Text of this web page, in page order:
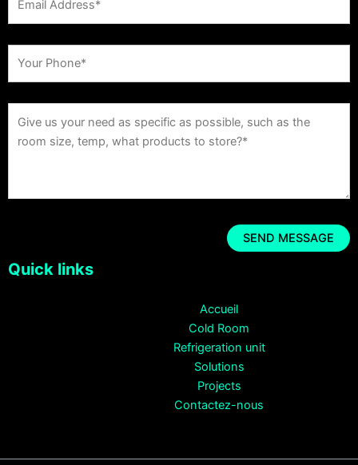
Quick links
Accueil
Cold Room
Refrigeration unit
Solutions
Projects
Contactez-nous